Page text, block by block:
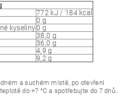
772 kJ / 184 kcal
0 g
kyseliny0 g
38,0 g
36,0 g
4,9 g
9,2 g
a suchém místě, po otevření
do +7 °C a spotřebujte do 7 dnů..